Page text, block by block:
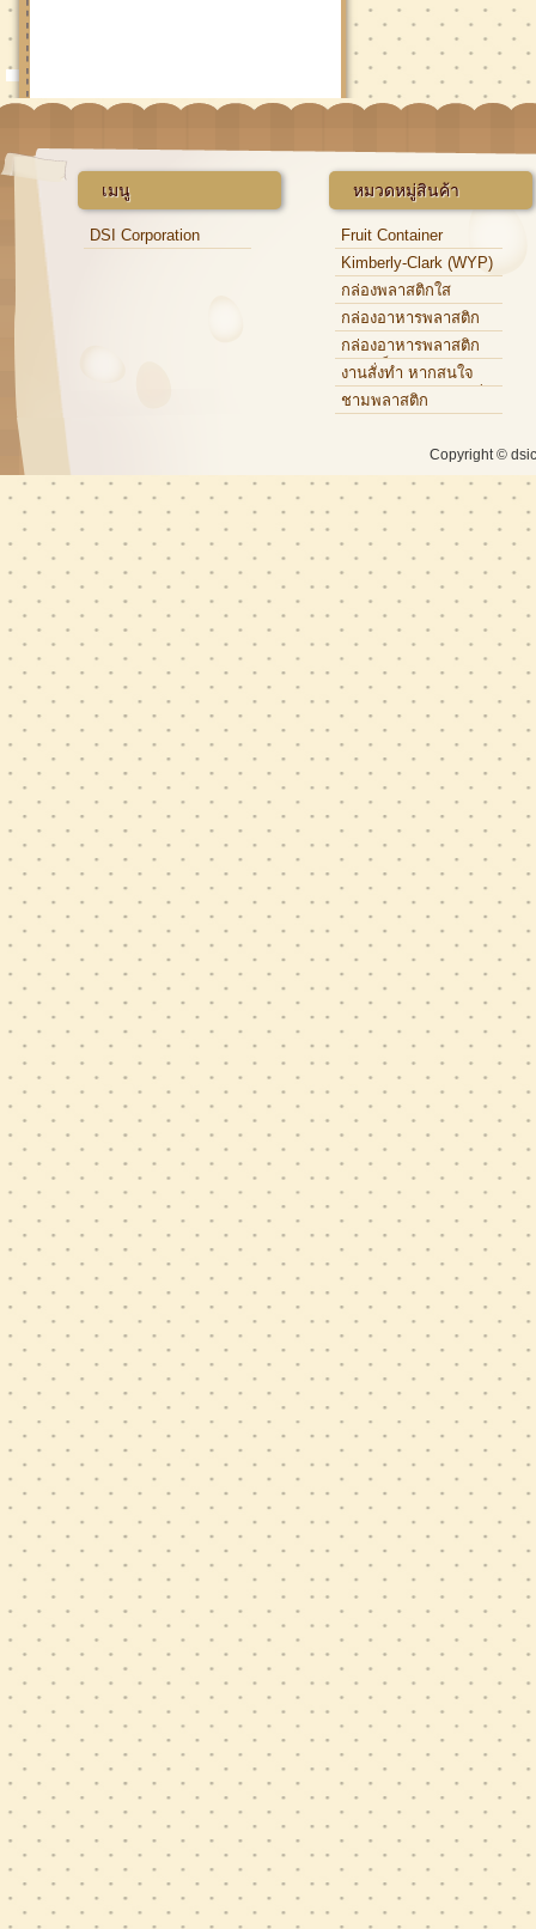
เมนู
DSI Corporation
หมวดหมู่สินค้า
Fruit Container
Kimberly-Clark (WYP)
กล่องพลาสติกใส
กล่องอาหารพลาสติก
กล่องอาหารพลาสติก
แบบแข็ง
งานสั่งทำ หากสนใจ
กรุณาติดต่อเจ้าหน้าที่
ชามพลาสติก
Copyright ©